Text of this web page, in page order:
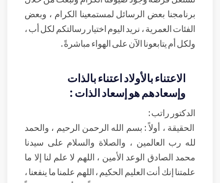
برنامجنا بعض الرسائل لمستمعينا الكرام ، وبعض
الفئات العمرية ، نريد اليوم اختيار رسالتكم لكل أب ،
ولكل أم يتابعونا الآن على الهواء مباشرةً .
الاعتناء بالأولاد اعتناء بالذات
وإسعادهم هو إسعاد الذات :
الدكتور راتب :
الحقيقة ، أولاً : بسم الله الرحمن الرحيم ، والحمد
لله رب العالمين ، والصلاة والسلام على سيدنا
محمد الصادق الوعد الأمين ، اللهم لا علم لنا إلا ما
علمتنا إنك أنت العليم الحكيم ، اللهم علمنا ما ينفعنا ،